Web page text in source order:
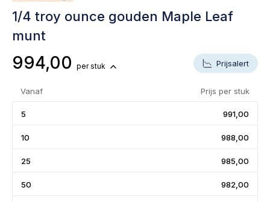
1/4 troy ounce gouden Maple Leaf
munt
994,00 per stuk Prijsalert
Vanaf Prijs per stuk
5 991,00
10 988,00
25 985,00
50 982,00